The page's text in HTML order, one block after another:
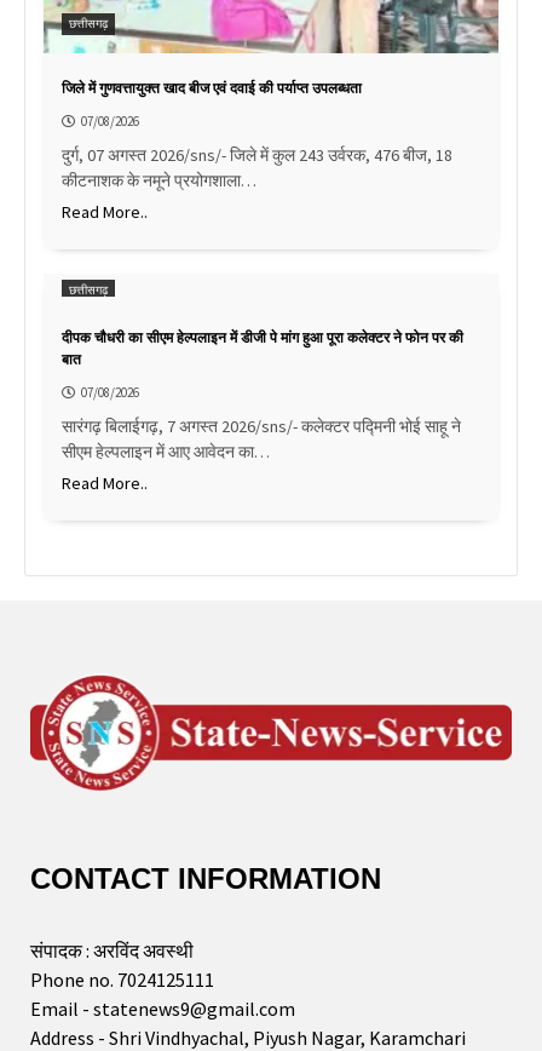
छत्तीसगढ़
जिले में गुणवत्तायुक्त खाद बीज एवं दवाई की पर्याप्त उपलब्धता
07/08/2026
दुर्ग, 07 अगस्त 2026/sns/- जिले में कुल 243 उर्वरक, 476 बीज, 18
कीटनाशक के नमूने प्रयोगशाला…
Read More..
छत्तीसगढ़
दीपक चौधरी का सीएम हेल्पलाइन में डीजी पे मांग हुआ पूरा कलेक्टर ने फोन पर की
बात
07/08/2026
सारंगढ़ बिलाईगढ़, 7 अगस्त 2026/sns/- कलेक्टर पद्मिनी भोई साहू ने
सीएम हेल्पलाइन में आए आवेदन का…
Read More..
CONTACT INFORMATION
संपादक : अरविंद अवस्थी
Phone no. 7024125111
Email - statenews9@gmail.com
Address - Shri Vindhyachal, Piyush Nagar, Karamchari